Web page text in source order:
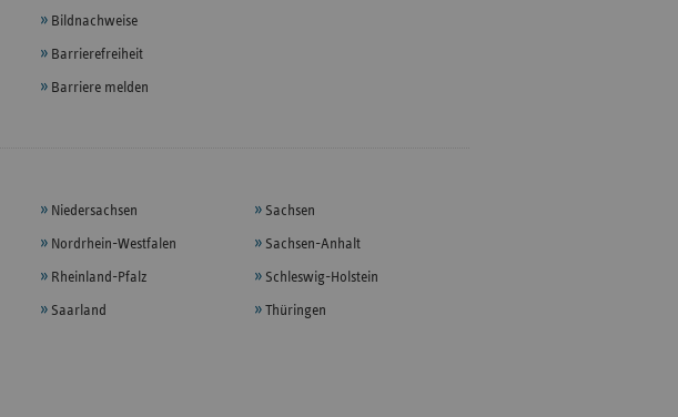
Bildnachweise
Barrierefreiheit
Barriere melden
Niedersachsen
Nordrhein-Westfalen
Rheinland-Pfalz
Saarland
Sachsen
Sachsen-Anhalt
Schleswig-Holstein
Thüringen